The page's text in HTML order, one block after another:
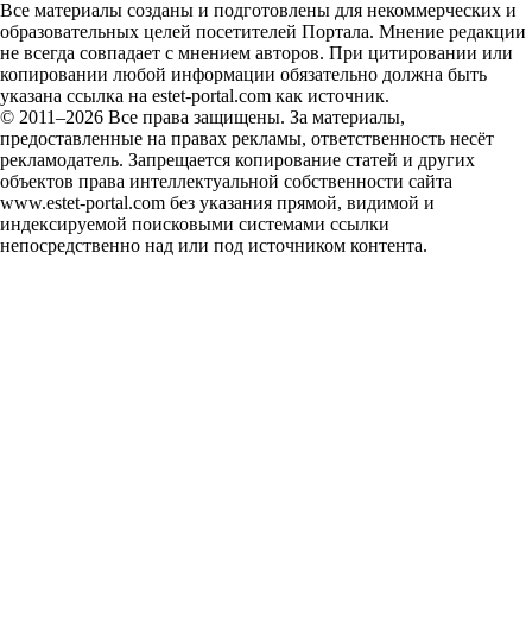
Все материалы созданы и подготовлены для некоммерческих и
образовательных целей посетителей Портала. Мнение редакции
не всегда совпадает с мнением авторов. При цитировании или
копировании любой информации обязательно должна быть
указана ссылка на estet-portal.com как источник.
© 2011–2026 Все права защищены. За материалы,
предоставленные на правах рекламы, ответственность несёт
рекламодатель. Запрещается копирование статей и других
объектов права интеллектуальной собственности сайта
www.estet-portal.com без указания прямой, видимой и
индексируемой поисковыми системами ссылки
непосредственно над или под источником контента.